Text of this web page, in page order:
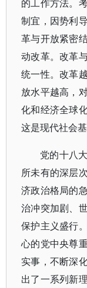
的工作方法。
制宜，因势利
革与开放紧密
动改革。改革
统一性。改革
放水平越高，
化和经济全球
这是现代社会
党的十八
所未有的深层
济政治格局的
治冲突加剧、
保护主义盛行
心的党中央尊
实事，不断深
出了一系列新